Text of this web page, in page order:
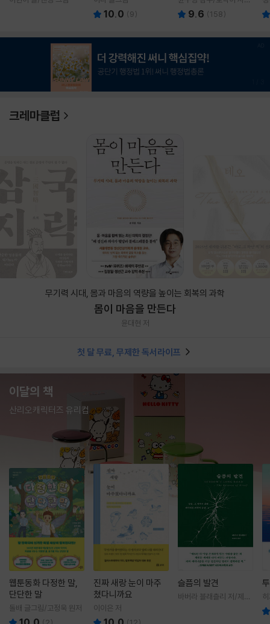
10.0 (9)
편찬실 편
9.6 (158)
크레마클럽
무기력 시대, 몸과 마음의 역량을 높이는 회복의 과학
몸이 마음을 만든다
윤대현 저
첫 달 무료, 무제한 독서라이프
이달의 책
산리오캐릭터즈 유리컵
웹툰동화 다정한 말,
단단한 말
돌배 글그림/고정욱 원저
진짜 새랑 눈이 마주
쳤다니까요
이이은 저
슬픔의 발견
바버라 블래츨리 저/제효